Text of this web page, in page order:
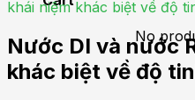
No
khái niệm khác biệt về độ
Nước DI và nước
khác biệt về độ